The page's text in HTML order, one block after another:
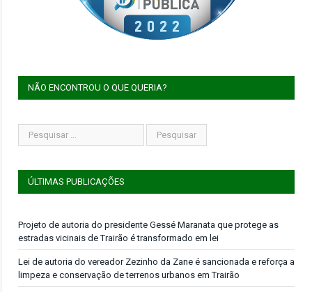
NÃO ENCONTROU O QUE QUERIA?
ÚLTIMAS PUBLICAÇÕES
Projeto de autoria do presidente Gessé Maranata que protege as
estradas vicinais de Trairão é transformado em lei
Lei de autoria do vereador Zezinho da Zane é sancionada e reforça a
limpeza e conservação de terrenos urbanos em Trairão